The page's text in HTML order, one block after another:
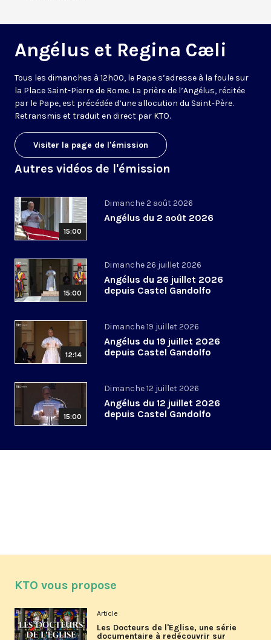
Angélus et Regina Cæli
Tous les dimanches à 12h00, le Pape s’adresse à la foule sur
la Place Saint-Pierre de Rome. La prière de l’Angélus, récitée
par le Pape, est précédée d’une allocution du Saint-Père.
Retransmis et traduit en direct par KTO.
Visiter la page de l'émission
Autres vidéos de l'émission
15:00
Dimanche 2 août 2026
Angélus du 2 août 2026
15:00
Dimanche 26 juillet 2026
Angélus du 26 juillet 2026
depuis Castel Gandolfo
12:14
Dimanche 19 juillet 2026
Angélus du 19 juillet 2026
depuis Castel Gandolfo
15:00
Dimanche 12 juillet 2026
Angélus du 12 juillet 2026
depuis Castel Gandolfo
KTO vous propose
Article
Les Docteurs de l'Église, une série
documentaire à redécouvrir sur